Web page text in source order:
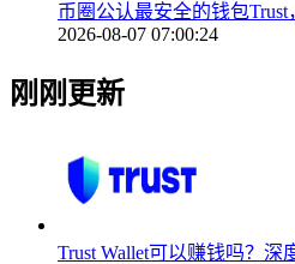
币圈公认最安全的钱包
2026-08-07 07:00:24
刚刚更新
Trust Wallet可以赚钱吗？